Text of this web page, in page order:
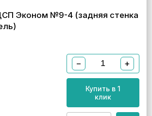
Эконом №9-4 (задняя стенка
− +
Купить в 1
клик